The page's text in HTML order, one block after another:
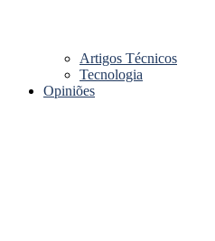
Artigos Técnicos
Tecnologia
Opiniões